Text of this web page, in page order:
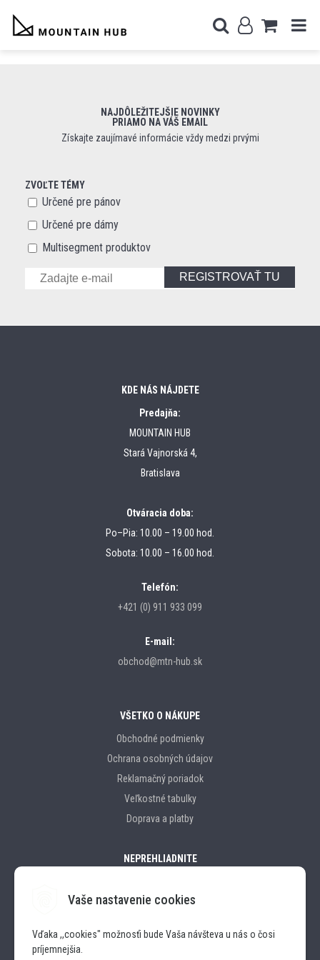
Vaše nastavenie cookies
Vďaka ,,cookies" možnosťi bude Vaša návšteva u nás o čosi
príjemnejšia.
NAJDÔLEŽITEJŠIE NOVINKY
PRIAMO NA VÁŠ EMAIL
Získajte zaujímavé informácie vždy medzi prvými
ZVOĽTE TÉMY
Určené pre pánov
Určené pre dámy
Multisegment produktov
REGISTROVAŤ TU
KDE NÁS NÁJDETE
Predajňa:
MOUNTAIN HUB
Stará Vajnorská 4,
Bratislava
Otváracia doba:
Po–Pia: 10.00 – 19.00 hod.
Sobota: 10.00 – 16.00 hod.
Telefón:
+421 (0) 911 933 099
E-mail:
obchod@mtn-hub.sk
VŠETKO O NÁKUPE
Obchodné podmienky
Ochrana osobných údajov
Reklamačný poriadok
Veľkostné tabulky
Doprava a platby
NEPREHLIADNITE